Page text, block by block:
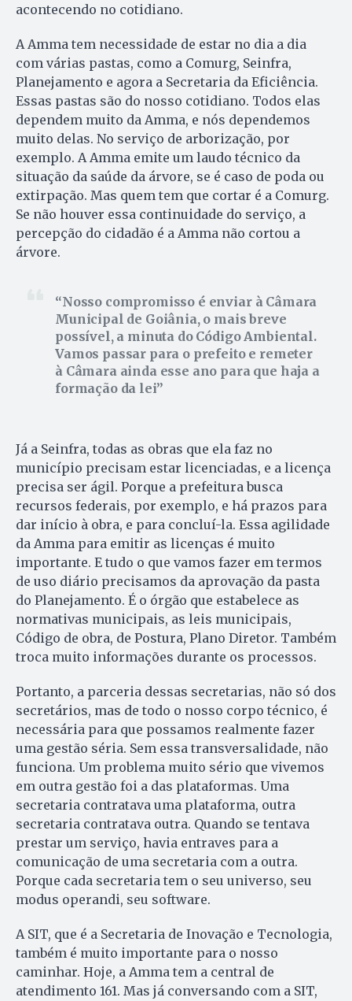
acontecendo no cotidiano.
A Amma tem necessidade de estar no dia a dia
com várias pastas, como a Comurg, Seinfra,
Planejamento e agora a Secretaria da Eficiência.
Essas pastas são do nosso cotidiano. Todos elas
dependem muito da Amma, e nós dependemos
muito delas. No serviço de arborização, por
exemplo. A Amma emite um laudo técnico da
situação da saúde da árvore, se é caso de poda ou
extirpação. Mas quem tem que cortar é a Comurg.
Se não houver essa continuidade do serviço, a
percepção do cidadão é a Amma não cortou a
árvore.
Nosso compromisso é enviar à Câmara
Municipal de Goiânia, o mais breve
possível, a minuta do Código Ambiental.
Vamos passar para o prefeito e remeter
à Câmara ainda esse ano para que haja a
formação da lei
Já a Seinfra, todas as obras que ela faz no
município precisam estar licenciadas, e a licença
precisa ser ágil. Porque a prefeitura busca
recursos federais, por exemplo, e há prazos para
dar início à obra, e para concluí-la. Essa agilidade
da Amma para emitir as licenças é muito
importante. E tudo o que vamos fazer em termos
de uso diário precisamos da aprovação da pasta
do Planejamento. É o órgão que estabelece as
normativas municipais, as leis municipais,
Código de obra, de Postura, Plano Diretor. Também
troca muito informações durante os processos.
Portanto, a parceria dessas secretarias, não só dos
secretários, mas de todo o nosso corpo técnico, é
necessária para que possamos realmente fazer
uma gestão séria. Sem essa transversalidade, não
funciona. Um problema muito sério que vivemos
em outra gestão foi a das plataformas. Uma
secretaria contratava uma plataforma, outra
secretaria contratava outra. Quando se tentava
prestar um serviço, havia entraves para a
comunicação de uma secretaria com a outra.
Porque cada secretaria tem o seu universo, seu
modus operandi, seu software.
A SIT, que é a Secretaria de Inovação e Tecnologia,
também é muito importante para o nosso
caminhar. Hoje, a Amma tem a central de
atendimento 161. Mas já conversando com a SIT,